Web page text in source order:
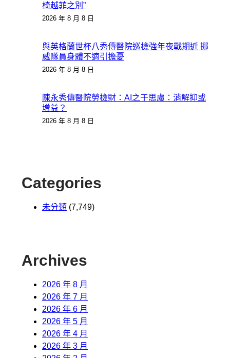
椅越菲之別”
2026 年 8 月 8 日
與英格蘭世杯八秀傳醫院巡檢強年夜戰期近 挪
威隊員身體不適引擔憂
2026 年 8 月 8 日
陳永秀傳醫院勞檢財：AI之于思慮：消解抑或
增益？
2026 年 8 月 8 日
Categories
未分類 (7,749)
Archives
2026 年 8 月
2026 年 7 月
2026 年 6 月
2026 年 5 月
2026 年 4 月
2026 年 3 月